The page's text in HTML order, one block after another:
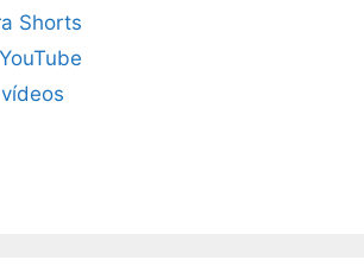
Shorts